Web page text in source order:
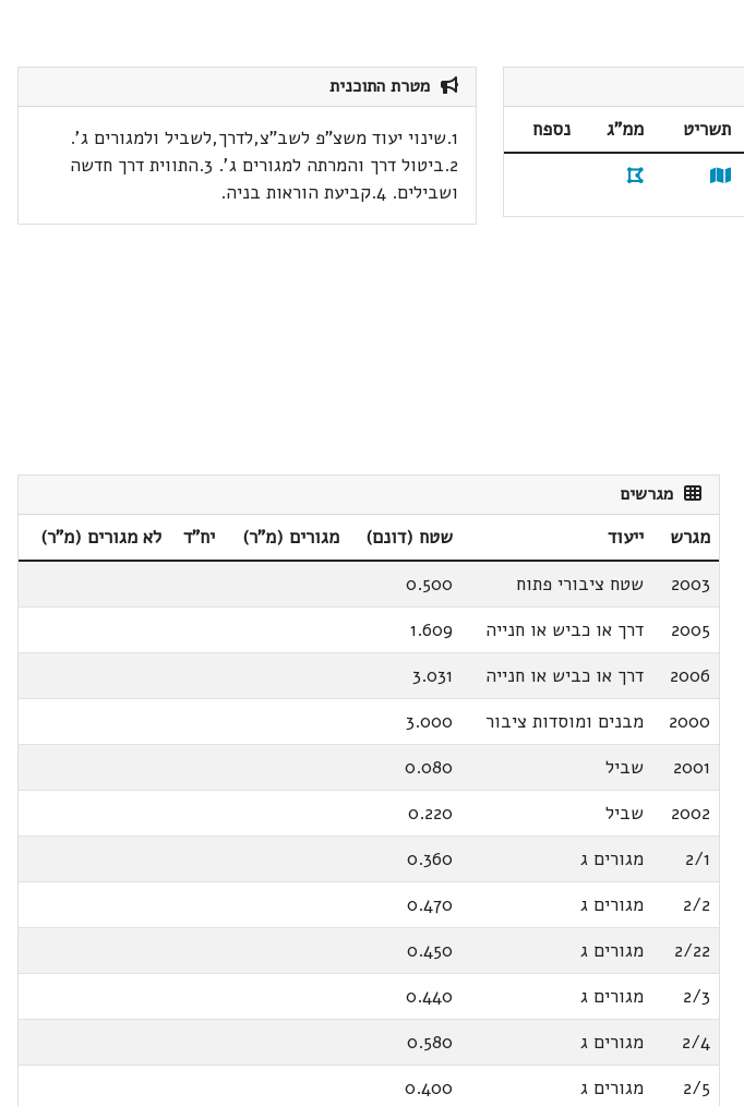
תשריט ממ"ג
נספח
מטרת התוכנית
1.שינוי יעוד משצ"פ לשב"צ,לדרך,לשביל ולמגורים ג'.
2.ביטול דרך והמרתה למגורים ג'. 3.התווית דרך חדשה
ושבילים. 4.קביעת הוראות בניה.
מגרשים
מגרש ייעוד שטח (דונם) מגורים (מ"ר) יח"ד
לא מגורים (מ"ר)
2003
שטח ציבורי פתוח
0.500
2005
דרך או כביש או חנייה
1.609
2006
דרך או כביש או חנייה
3.031
2000
מבנים ומוסדות ציבור
3.000
2001
שביל
0.080
2002
שביל
0.220
2/1
מגורים ג
0.360
2/2
מגורים ג
0.470
2/22
מגורים ג
0.450
2/3
מגורים ג
0.440
2/4
מגורים ג
0.580
2/5
מגורים ג
0.400